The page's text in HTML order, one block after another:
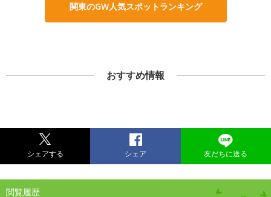
関東のGW人気スポットランキング
おすすめ情報
シェアする シェア 友だちに送る
閲覧履歴